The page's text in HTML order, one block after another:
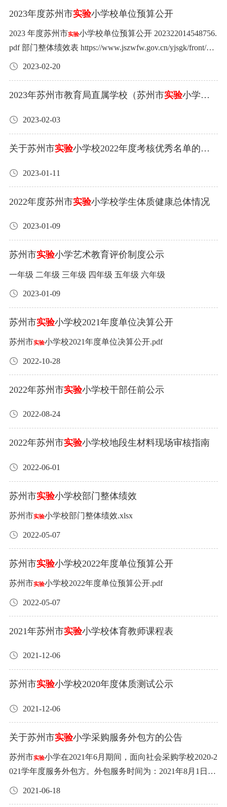
2023年度苏州市实验小学校单位预算公开
2023 年度苏州市实验小学校单位预算公开 202322014548756.
pdf 部门整体绩效表 https://www.jszwfw.gov.cn/yjsgk/front/bm
content/bmcontent.do?iid=250122&groupid=125&channel=21
ent/bmcontent.do?iid=250124&groupid=125&channel=21
2023-02-20
2023年苏州市教育局直属学校（苏州市实验小学
告
2023-02-03
关于苏州市实验小学校2022年度考核优秀名单的公
2023-01-11
2022年度苏州市实验小学校学生体质健康总体情况
2023-01-09
苏州市实验小学艺术教育评价制度公示
一年级 二年级 三年级 四年级 五年级 六年级
2023-01-09
苏州市实验小学校2021年度单位决算公开
苏州市实验小学校2021年度单位决算公开.pdf
2022-10-28
2022年苏州市实验小学校干部任前公示
2022-08-24
2022年苏州市实验小学校地段生材料现场审核指南
2022-06-01
苏州市实验小学校部门整体绩效
苏州市实验小学校部门整体绩效.xlsx
2022-05-07
苏州市实验小学校2022年度单位预算公开
苏州市实验小学校2022年度单位预算公开.pdf
2022-05-07
2021年苏州市实验小学校体育教师课程表
2021-12-06
苏州市实验小学校2020年度体质测试公示
2021-12-06
关于苏州市实验小学采购服务外包方的公告
苏州市实验小学在2021年6月期间，面向社会采购学校2020-2
021学年度服务外包方。外包服务时间为：2021年8月1日到
2022年7月31日。本次采购时间为发布之日起两周结束，欢
2021-06-18